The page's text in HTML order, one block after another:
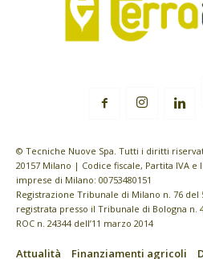
© Tecniche Nuove Spa. Tutti i diritti
20157 Milano | Codice fiscale, Partita IVA
imprese di Milano: 00753480151
Registrazione Tribunale di Milano n. 76 del
registrata presso il Tribunale di Bologna n.
ROC n. 24344 dell’11 marzo 2014
Attualità Finanziamenti agricoli